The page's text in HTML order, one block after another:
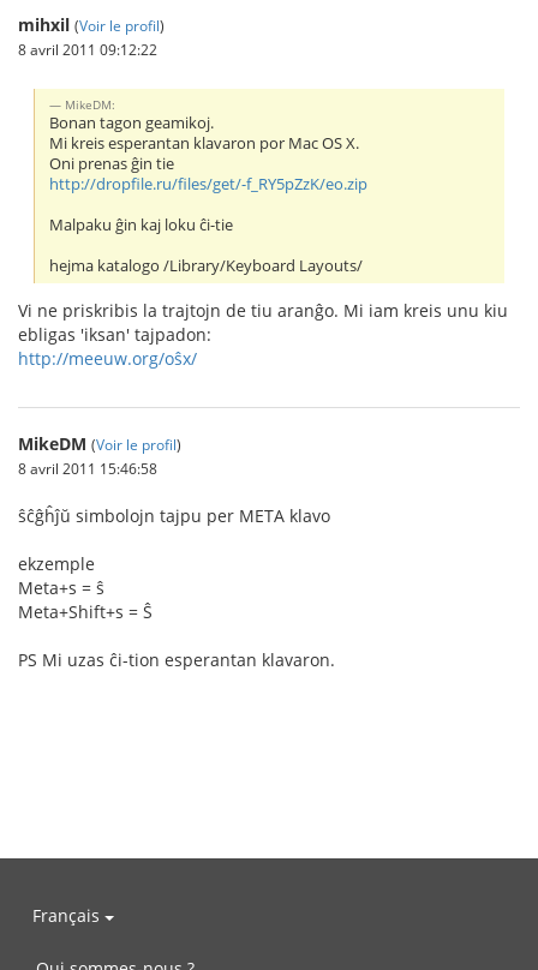
mihxil (Voir le profil)
8 avril 2011 09:12:22
MikeDM:
Bonan tagon geamikoj.
Mi kreis esperantan klavaron por Mac OS X.
Oni prenas ĝin tie
http://dropfile.ru/files/get/-f_RY5pZzK/eo.zip
Malpaku ĝin kaj loku ĉi-tie
hejma katalogo /Library/Keyboard Layouts/
Vi ne priskribis la trajtojn de tiu aranĝo. Mi iam kreis unu kiu
ebligas 'iksan' tajpadon:
http://meeuw.org/oŝx/
MikeDM (Voir le profil)
8 avril 2011 15:46:58
ŝĉĝĥĵŭ simbolojn tajpu per META klavo
ekzemple
Meta+s = ŝ
Meta+Shift+s = Ŝ
PS Mi uzas ĉi-tion esperantan klavaron.
Français